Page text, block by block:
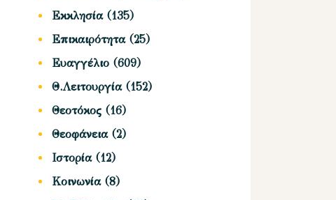
Εκκλησία(135)
Επικαιρότητα(25)
Ευαγγέλιο (609)
Θ.Λειτουργία(152)
Θεοτόκος (16)
Θεοφάνεια(2)
Ιστορία(12)
Κοινωνία(8)